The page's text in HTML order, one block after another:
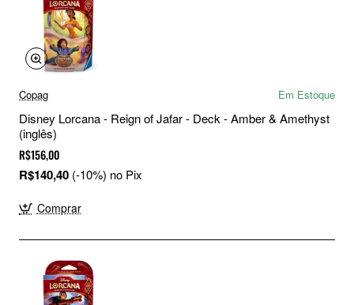
Copag Em Estoque
Disney Lorcana - Reign of Jafar - Deck - Amber & Amethyst
(inglês)
R$156,00
R$140,40 (-10%) no Pix
Comprar